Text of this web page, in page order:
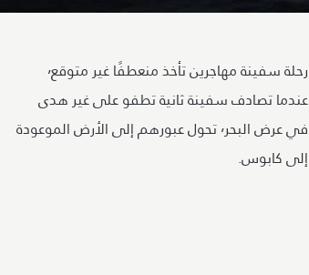
رحلة سفينة مهاجرين تأخذ منعطفًا غير متوقع٬
عندما تصادف سفينة ثانية تطفو على غير هدى
في عرض البحر٬ تحول عبورهم إلى الأرض الموعودة
إلى كابوس.